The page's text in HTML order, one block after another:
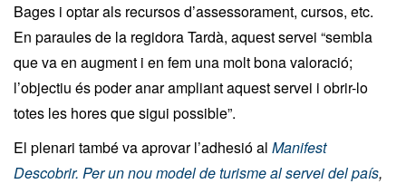
Bages i optar als recursos d’assessorament, cursos, etc.
En paraules de la regidora Tardà, aquest servei “sembla
que va en augment i en fem una molt bona valoració;
l’objectiu és poder anar ampliant aquest servei i obrir-lo
totes les hores que sigui possible”.
El plenari també va aprovar l’adhesió al Manifest
Descobrir. Per un nou model de turisme al servei del país,